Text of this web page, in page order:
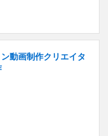
動画制作クリエイタ